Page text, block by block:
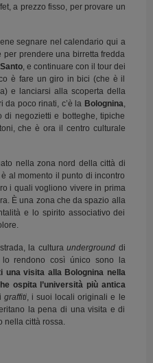
a prezzo fisso, per provare un
segnare nel calendario qui a
prendere una birretta fredda
, e continuare con il tour dei
è fare un giro in bici (che è il
e lanciarsi alla scoperta della
da poco rinati, c’è la Bolognina
negozietti e botteghe, tipiche
che è ora il centro culturale
nella zona nord della città di
al momento il punto di incontro
i quali vogliono vivere in prima
È una zona che da spazio alla
e lo spirito associativo dei
la culturaunderground di
rendono così único sono la
una visita alla Bolognina nella
ospita l’università più antica
graffiti , i suoi locali originali e le
la pena di una visita e di
città rossa.